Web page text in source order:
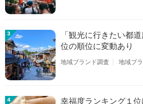
3
「観光に行きたい都
位の順位に変動あり
地域ブランド調査 地域ブ
4
幸福度ランキング１